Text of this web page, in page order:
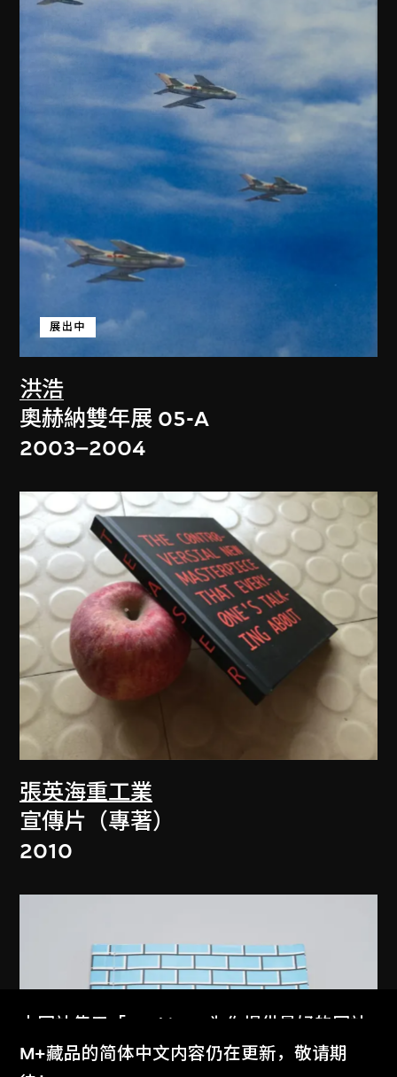
洪浩
展出中
奧赫納雙年展 05-A
2003–2004
張英海重工業
宣傳片（專著）
2010
本网站使用「Cookies」为你提供最好的网站
体验。
M+藏品的简体中文内容仍在更新，敬请期